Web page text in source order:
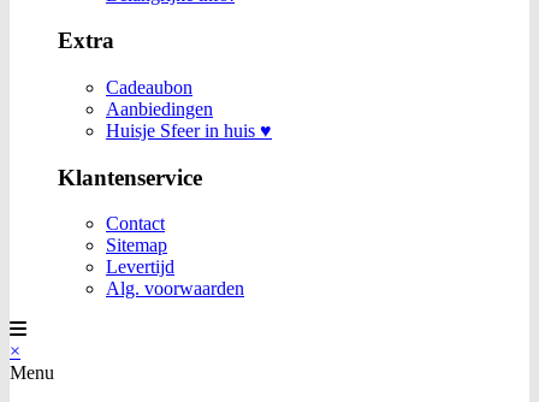
Extra
Cadeaubon
Aanbiedingen
Huisje Sfeer in huis ♥
Klantenservice
Contact
Sitemap
Levertijd
Alg. voorwaarden
×
Menu